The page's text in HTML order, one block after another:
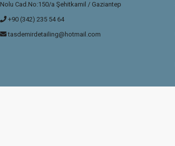
Nolu Cad.No:150/a Şehitkamil / Gaziantep
+90 (342) 235 54 64
tasdemirdetailing@hotmail.com